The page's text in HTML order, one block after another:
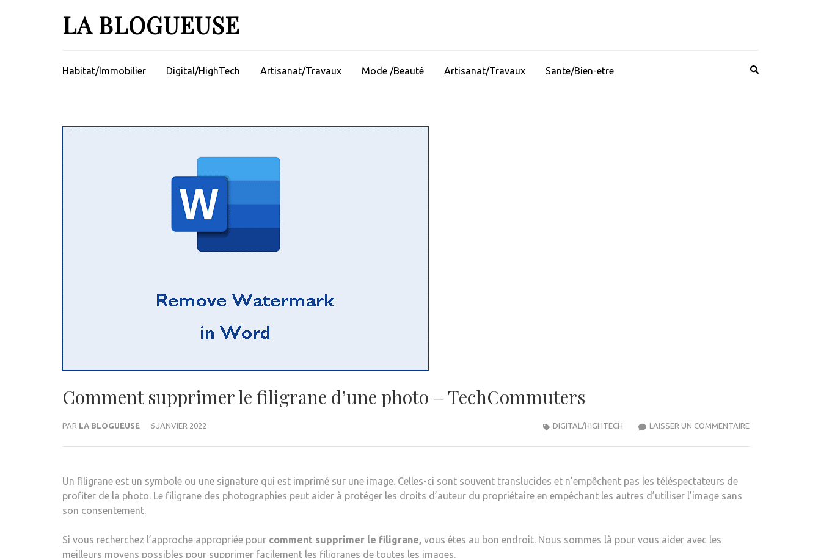
LA BLOGUEUSE
Habitat/Immobilier Digital/HighTech Artisanat/Travaux Mode /Beauté Artisanat/Travaux Sante/Bien-etre
Comment supprimer le filigrane d’une photo – TechCommuters
PAR LA BLOGUEUSE 6 JANVIER 2022 LAISSER UN COMMENTAIRECOMMENT
DIGITAL/HIGHTECH
Un filigrane est un symbole ou une signature qui est imprimé sur une image. Celles-ci sont souvent translucides et n’empêchent pas les téléspectateurs de
profiter de la photo. Le filigrane des photographies peut aider à protéger les droits d’auteur du propriétaire en empêchant les autres d’utiliser l’image sans
son consentement.
Si vous recherchez l’approche appropriée pour comment supprimer le filigrane, vous êtes au bon endroit. Nous sommes là pour vous aider avec les
meilleurs moyens possibles pour supprimer facilement les filigranes de toutes les images.